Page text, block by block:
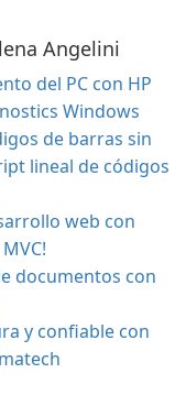
Angelini
del PC con HP
Windows
de barras sin
lineal de códigos
web con
documentos con
y confiable con